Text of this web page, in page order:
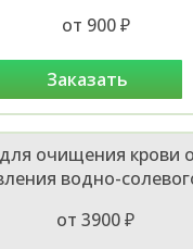
от 900 ₽
заказать
очищения крови
водно-
от 3900 ₽